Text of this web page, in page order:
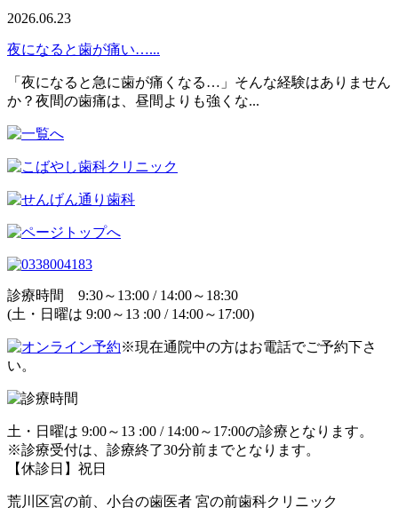
2026.06.23
夜になると歯が痛い…...
「夜になると急に歯が痛くなる…」そんな経験はありません
か？夜間の歯痛は、昼間よりも強くな...
診療時間 9:30～13:00 / 14:00～18:30
(土・日曜は 9:00～13 :00 / 14:00～17:00)
※現在通院中の方はお電話でご予約下さ
い。
土・日曜は 9:00～13 :00 / 14:00～17:00の診療となります。
※診療受付は、診療終了30分前までとなります。
【休診日】祝日
荒川区宮の前、小台の歯医者 宮の前歯科クリニック